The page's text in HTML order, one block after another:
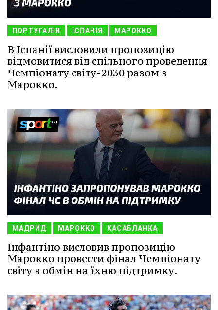
ПОРТУГАЛІЯ ІСПАНІЯ МАРОККО
В Іспанії висловили пропозицію
відмовитися від спільного проведення
Чемпіонату світу-2030 разом з
Марокко.
МАДРИД МАРОККО КАСАБЛАНКА
Інфантіно висловив пропозицію
Марокко провести фінал Чемпіонату
світу в обмін на їхню підтримку.